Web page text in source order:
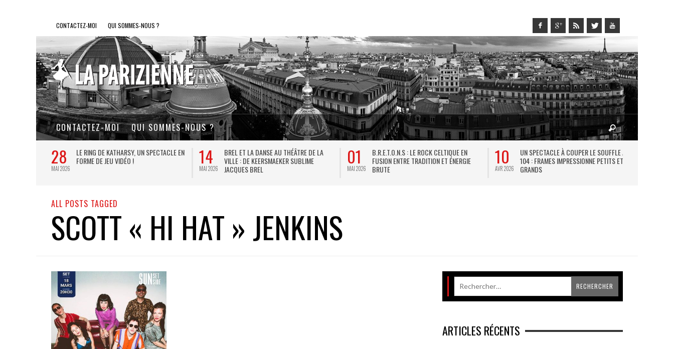
CONTACTEZ-MOI QUI SOMMES-NOUS ?
CONTACTEZ-MOI QUI SOMMES-NOUS ?
28
MAI 2026
LE RING DE KATHARSY, UN SPECTACLE EN
FORME DE JEU VIDÉO !
14
MAI 2026
BREL ET LA DANSE AU THÉÂTRE DE LA
VILLE : DE KEERSMAEKER SUBLIME
JACQUES BREL
01
MAI 2026
B.R.E.T.O.N.S : LE ROCK CELTIQUE EN
FUSION ENTRE TRADITION ET ÉNERGIE
BRUTE
10
AVR 2026
UN SPECTACLE À COUPER LE SOUFFLE AU
104 : FRAMES IMPRESSIONNE PETITS ET
GRANDS
ALL POSTS TAGGED
SCOTT « HI HAT » JENKINS
ARTICLES RÉCENTS